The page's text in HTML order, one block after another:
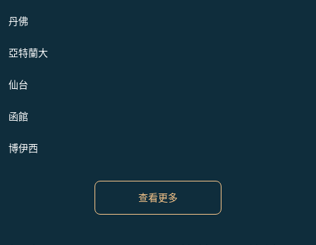
丹佛
亞特蘭大
仙台
函館
博伊西
查看更多